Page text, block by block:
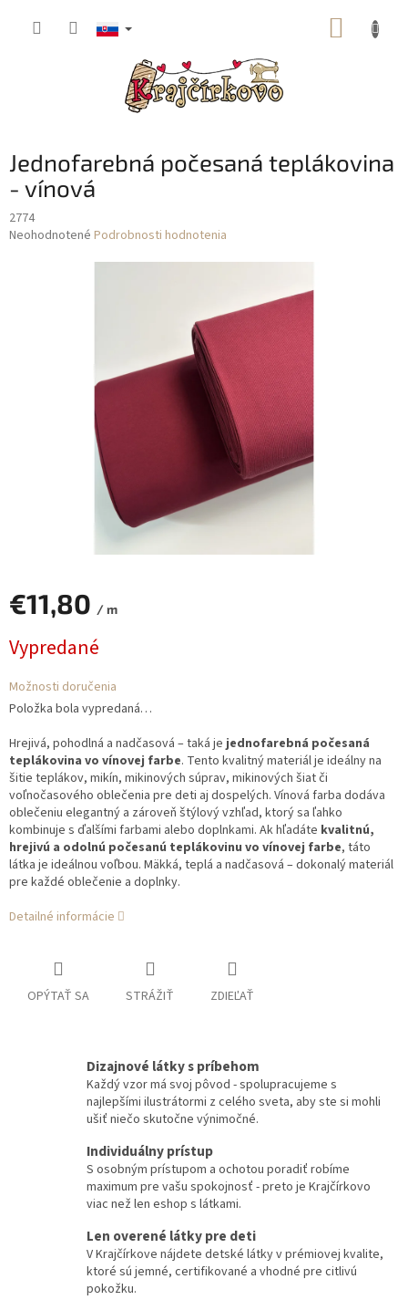
Jednofarebná počesaná teplákovina
- vínová
2774
Priemerné
Neohodnotené Podrobnosti hodnotenia
€11,80 / m
cena:
Vypredané
Možnosti doručenia
Položka bola vypredaná…
Hrejivá, pohodlná a nadčasová – taká jejednofarebná počesaná
teplákovina vo vínovej farbe. Tento kvalitný materiál je ideálny na
šitie teplákov, mikín, mikinových súprav, mikinových šiat či
voľnočasového oblečenia pre deti aj dospelých. Vínová farba dodáva
oblečeniu elegantný a zároveň štýlový vzhľad, ktorý sa ľahko
kombinuje s ďalšími farbami alebo doplnkami. Ak hľadáte kvalitnú,
hrejivú a odolnú počesanú teplákovinu vo vínovej farbe, táto
látka je ideálnou voľbou. Mäkká, teplá a nadčasová – dokonalý materiál
pre každé oblečenie a doplnky.
Detailné informácie
OPÝTAŤ SA STRÁŽIŤ ZDIEĽAŤ
Dizajnové látky s príbehom
Každý vzor má svoj pôvod - spolupracujeme s
najlepšími ilustrátormi z celého sveta, aby ste si mohli
ušiť niečo skutočne výnimočné.
Individuálny prístup
S osobným prístupom a ochotou poradiť robíme
maximum pre vašu spokojnosť - preto je Krajčírkovo
viac než len eshop s látkami.
Len overené látky pre deti
V Krajčírkove nájdete detské látky v prémiovej kvalite,
ktoré sú jemné, certifikované a vhodné pre citlivú
pokožku.